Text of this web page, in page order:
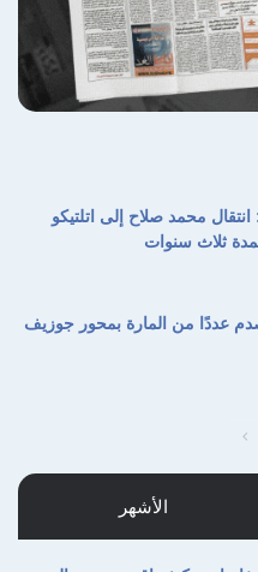
محمد صلاح إلى اتلتيكو
ثلاث سنوات
عددًا من المارة بمحور جوزيف
الصفحة
الأشهر